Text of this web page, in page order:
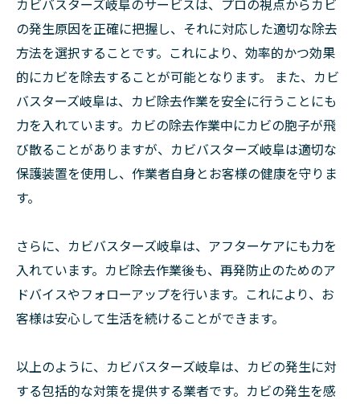
カビバスターズ岐阜のサービスは、プロの視点からカビ
の発生原因を正確に把握し、それに対応した適切な除去
方法を選択することです。これにより、効率的かつ効果
的にカビを除去することが可能となります。 また、カビ
バスターズ岐阜は、カビ除去作業を安全に行うことにも
力を入れています。カビの除去作業中にカビの胞子が飛
び散ることがありますが、カビバスターズ岐阜は適切な
保護装置を使用し、作業者自身とお客様の健康を守りま
す。
さらに、カビバスターズ岐阜は、アフターケアにも力を
入れています。カビ除去作業後も、再発防止のためのア
ドバイスやフォローアップを行います。これにより、お
客様は安心して生活を続けることができます。
以上のように、カビバスターズ岐阜は、カビの発生に対
する包括的な対策を提供する業者です。カビの発生を感